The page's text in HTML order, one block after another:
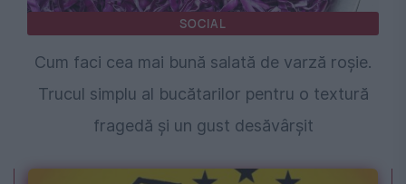
SOCIAL
Cum faci cea mai bună salată de varză roșie.
Trucul simplu al bucătarilor pentru o textură
fragedă și un gust desăvârșit